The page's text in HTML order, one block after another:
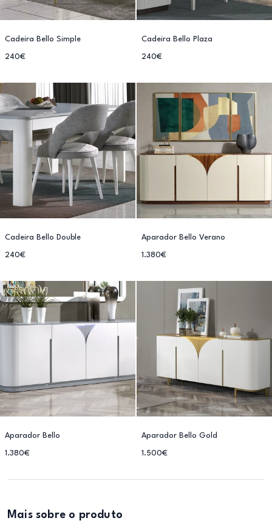
Cadeira Bello Simple
240€
Cadeira Bello Plaza
240€
Cadeira Bello Double
240€
Aparador Bello Verano
1.380€
Aparador Bello
1.380€
Aparador Bello Gold
1.500€
Mais sobre o produto